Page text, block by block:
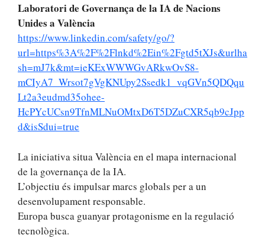
Laboratori de Governança de la IA de Nacions
Unides a València
https://www.linkedin.com/safety/go/?
url=https%3A%2F%2Flnkd%2Ein%2Fgtd5tXJs&urlha
sh=mJ7k&mt=ieKExWWWGvARkwOvS8-
mCIyA7_Wrsot7gVgKNUpy2Ssedk1_vqGVn5QDQqu
Lt2a3eudmd35ohee-
HcPYcUCsn9TfnMLNuOMtxD6T5DZuCXR5qb9cJpp
d&isSdui=true
La iniciativa situa València en el mapa internacional
de la governança de la IA.
L’objectiu és impulsar marcs globals per a un
desenvolupament responsable.
Europa busca guanyar protagonisme en la regulació
tecnològica.